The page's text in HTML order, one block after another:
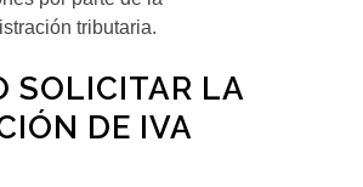
tributaria.
SOLICITAR LA
DE IVA